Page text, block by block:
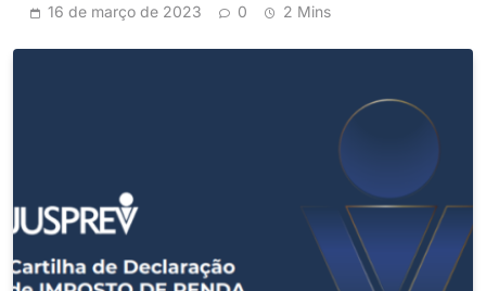
16 de março de 2023 0 2 Mins